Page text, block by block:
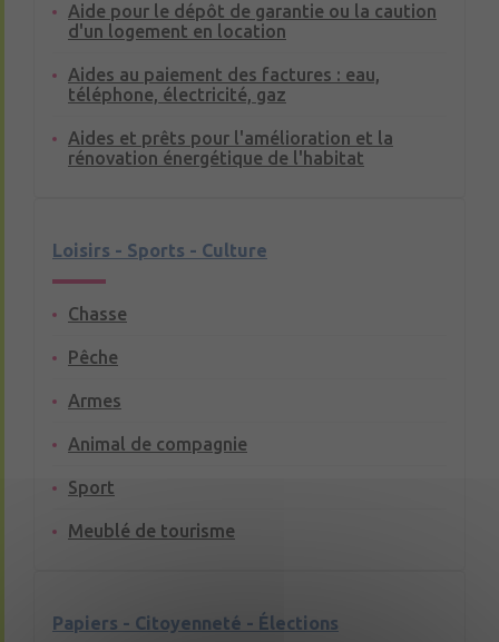
Aide pour le dépôt de garantie ou la caution
d'un logement en location
Aides au paiement des factures : eau,
téléphone, électricité, gaz
Aides et prêts pour l'amélioration et la
rénovation énergétique de l'habitat
Loisirs - Sports - Culture
Chasse
Pêche
Armes
Animal de compagnie
Sport
Meublé de tourisme
Papiers - Citoyenneté - Élections